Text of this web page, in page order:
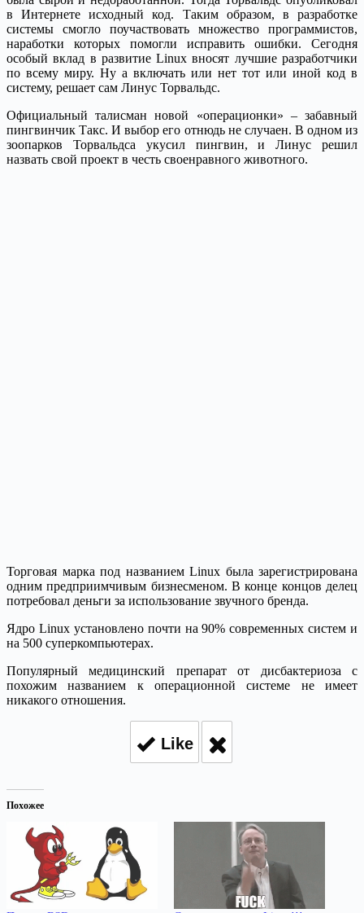
в Интернете исходный код. Таким образом, в разработке
системы смогло поучаствовать множество программистов,
наработки которых помогли исправить ошибки. Сегодня
особый вклад в развитие Linux вносят лучшие разработчики
по всему миру. Ну а включать или нет тот или иной код в
систему, решает сам Линус Торвальдс.
Официальный талисман новой «операционки» – забавный
пингвинчик Такс. И выбор его отнюдь не случаен. В одном из
зоопарков Торвальдса укусил пингвин, и Линус решил
назвать свой проект в честь своенравного животного.
Торговая марка под названием Linux была зарегистрирована
одним предприимчивым бизнесменом. В конце концов делец
потребовал деньги за использование звучного бренда.
Ядро Linux установлено почти на 90% современных систем и
на 500 суперкомпьютерах.
Популярный медицинский препарат от дисбактериоза с
похожим названием к операционной системе не имеет
никакого отношения.
Like
Похожее